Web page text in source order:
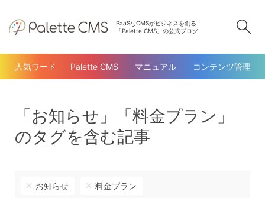
PaaSなCMSがビジネスを創る
「Palette CMS」の公式ブログ
人気ワード Palette CMS マニュアル コンテンツ管理
「お知らせ」「料金プラン」
のタグを含む記事
お知らせ 料金プラン